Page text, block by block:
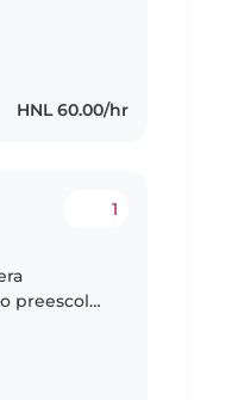
HNL 60.00/hr
1
preescolar